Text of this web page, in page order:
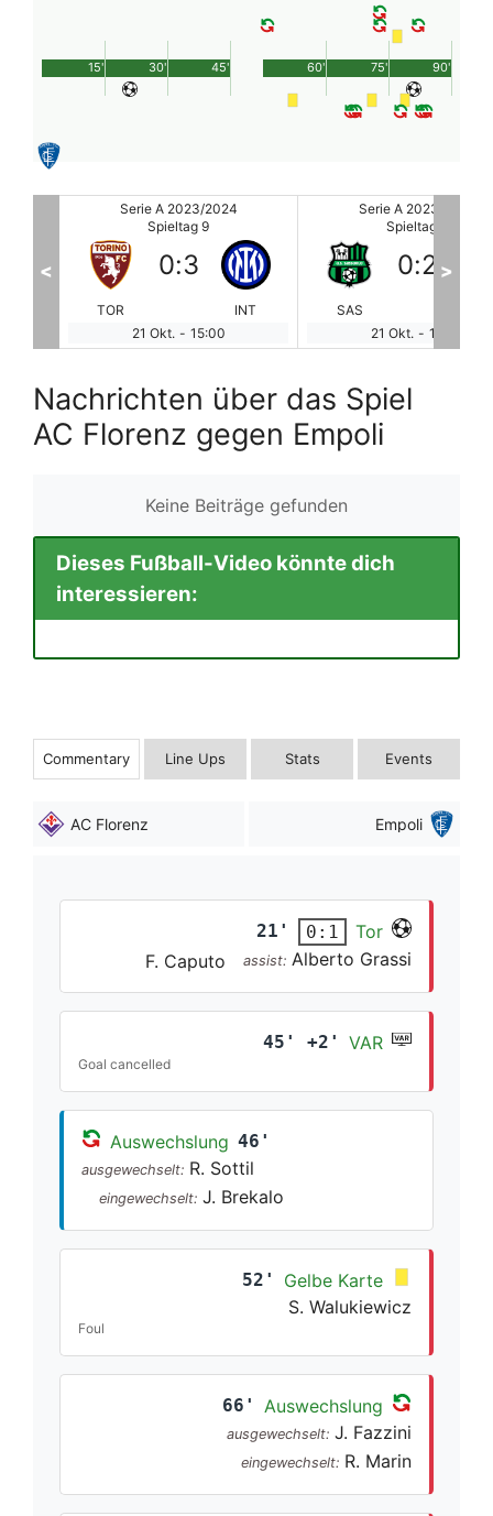
45'
15' 30' 90'
60' 75'
Serie A 2023/2024
Spieltag 9
SAS
0:2
LAZ
21 Okt. - 17:45
Serie A 2023/2024
Spieltag 9
ROM
1:0
22 Okt. - 9:30
< >
Nachrichten über das Spiel
AC Florenz gegen Empoli
Keine Beiträge gefunden
Dieses Fußball-Video könnte dich
interessieren:
Commentary Line Ups Stats Events
AC Florenz Empoli
21' 0:1
Tor
F. Caputo
assist: Alberto Grassi
45' +2' VAR
Goal cancelled
Auswechslung 46'
ausgewechselt: R. Sottil
eingewechselt: J. Brekalo
52'
Gelbe Karte
S. Walukiewicz
Foul
66' Auswechslung
ausgewechselt: J. Fazzini
eingewechselt: R. Marin